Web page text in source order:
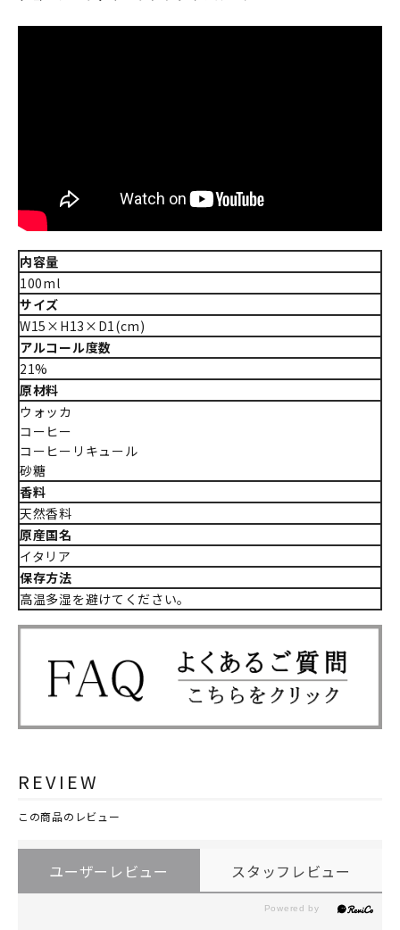
内容量
100ml
サイズ
W15×H13×D1(cm)
アルコール度数
21%
原材料
ウォッカ
コーヒー
コーヒーリキュール
砂糖
香料
天然香料
原産国名
イタリア
保存方法
高温多湿を避けてください。
REVIEW
この商品のレビュー
ユーザーレビュー スタッフレビュー